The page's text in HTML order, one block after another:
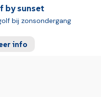
by sunset
bij zonsondergang
info